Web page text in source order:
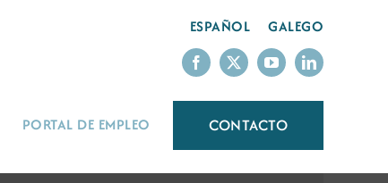
ESPAÑOL GALEGO
PORTAL DE EMPLEO CONTACTO